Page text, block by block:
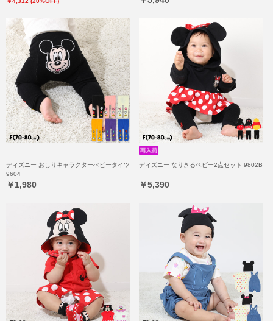
ディズニー おしりキャラクターべビータイツ
9604
￥1,980
ディズニー なりきるベビー2点セット 9802B
￥5,390